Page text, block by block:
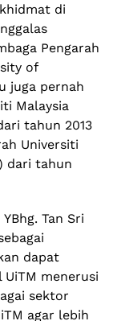
di
Pengarah
of
juga pernah
Malaysia
tahun 2013
Universiti
dari tahun
Tan Sri
dapat
menerusi
sektor
agar lebih